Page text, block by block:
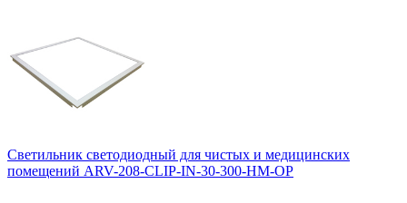
Светильник светодиодный для чистых и медицинских
помещений ARV-208-CLIP-IN-30-300-НM-OP